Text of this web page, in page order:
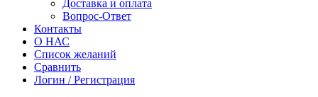
Доставка и оплата
Вопрос-Ответ
Контакты
О НАС
Список желаний
Сравнить
Логин / Регистрация